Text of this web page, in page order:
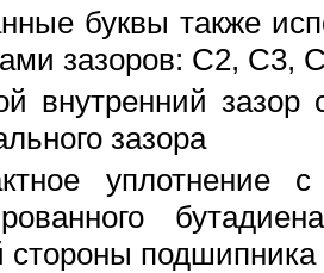
буквы также
зазоров: С2,
внутренний зазор
зазора
уплотнение
стороны подшипника